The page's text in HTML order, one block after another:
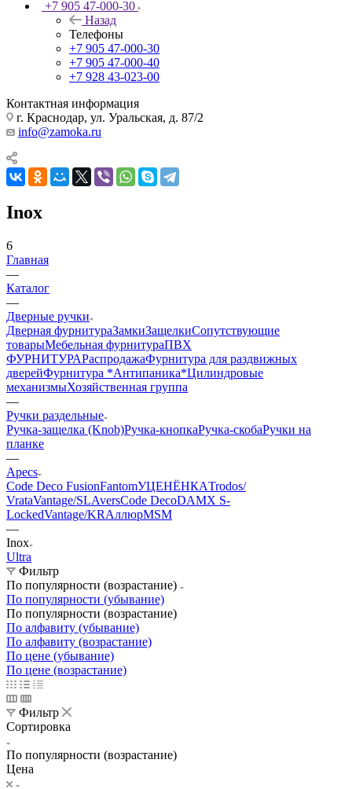
+7 905 47-000-30
Назад
Телефоны
+7 905 47-000-30
+7 905 47-000-40
+7 928 43-023-00
Контактная информация
г. Краснодар, ул. Уральская, д. 87/2
info@zamoka.ru
Inox
6
Главная
—
Каталог
—
Дверные ручки
Дверная фурнитураЗамкиЗащелкиСопутствующие
товарыМебельная фурнитураПВХ
ФУРНИТУРАРаспродажаФурнитура для раздвижных
дверейФурнитура *Антипаника*Цилиндровые
механизмыХозяйственная группа
—
Ручки раздельные
Ручка-защелка (Knob)Ручка-кнопкаРучка-скобаРучки на
планке
—
Apecs
Code Deco FusionFantomУЦЕНЁНКАTrodos/
VrataVantage/SLAversCode DecoDAMX S-
LockedVantage/KRАллюрMSM
—
Inox
Ultra
Фильтр
По популярности (возрастание)
По популярности (убывание)
По популярности (возрастание)
По алфавиту (убывание)
По алфавиту (возрастание)
По цене (убывание)
По цене (возрастание)
Фильтр
Сортировка
По популярности (возрастание)
Цена